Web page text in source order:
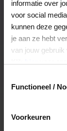
informatie over
voor social
kunnen deze
je aan ze hebt
van jouw
Functioneel /
Voorkeuren